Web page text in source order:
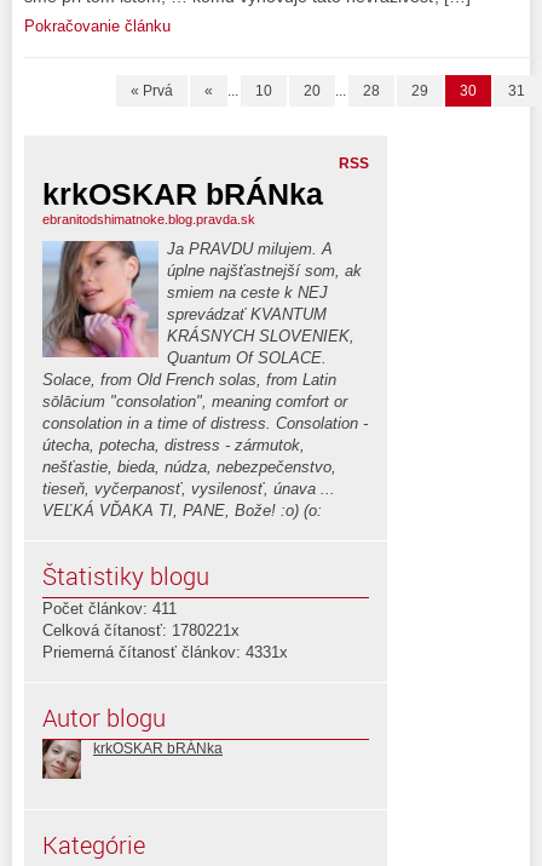
Pokračovanie článku
« Prvá « ... 10 20 ... 28 29 30 31
RSS
krkOSKAR bRÁNka
ebranitodshimatnoke.blog.pravda.sk
Ja PRAVDU milujem. A
úplne najšťastnejší som, ak
smiem na ceste k NEJ
sprevádzať KVANTUM
KRÁSNYCH SLOVENIEK,
Quantum Of SOLACE.
Solace, from Old French solas, from Latin
sōlācium "consolation", meaning comfort or
consolation in a time of distress. Consolation -
útecha, potecha, distress - zármutok,
nešťastie, bieda, núdza, nebezpečenstvo,
tieseň, vyčerpanosť, vysilenosť, únava ...
VEĽKÁ VĎAKA TI, PANE, Bože! :o) (o:
Štatistiky blogu
Počet článkov: 411
Celková čítanosť: 1780221x
Priemerná čítanosť článkov: 4331x
Autor blogu
krkOSKAR bRÁNka
Kategórie